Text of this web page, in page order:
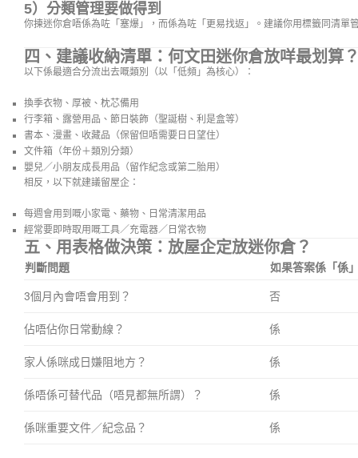
5）分類管理要做得到
你揀迷你倉唔係為咗「塞爆」，而係為咗「更易找返」。建議你用標籤同清單
四、建議收納清單：何文田迷你倉放咩最划算
以下係最適合分流出去嘅類別（以「低頻」為核心）：
換季衣物、厚被、枕芯備用
行李箱、露營用品、節日裝飾（聖誕樹、利是盒等）
書本、漫畫、收藏品（保留但唔需要日日望住）
文件箱（年份＋類別分類）
嬰兒／小朋友成長用品（留作紀念或第二胎用）
相反，以下就建議留屋企：
每週會用到嘅小家電、藥物、日常清潔用品
經常要即時取用嘅工具／充電器／日常衣物
五、用表格做決策：放屋企定放迷你倉？
判斷問題 如果答案係「係
3個月內會唔會用到？ 否
佔唔佔你日常動線？ 係
家人係咪成日嫌阻地方？ 係
係唔係可替代品（唔見都無所謂）？ 係
係咪重要文件／紀念品？ 係